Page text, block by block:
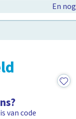
En
van code